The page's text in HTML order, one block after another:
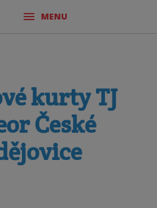
MENU
kurty TJ
České